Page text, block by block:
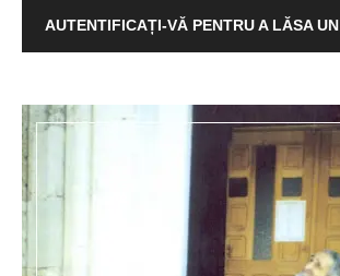
AUTENTIFICAȚI-VĂ PENTRU A LĂSA